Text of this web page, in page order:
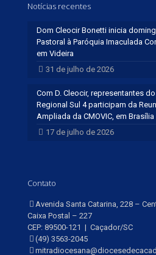
Notícias recentes
Dom Cleocir Bonetti inicia
Pastoral à Paróquia Imaculada
em Videira
31 de julho de 2026
Com D. Cleocir, representantes do
Regional Sul 4 participam da
Ampliada da CMOVIC, em Brasília
17 de julho de 2026
Contato
Avenida Santa Catarina, 228 –
Caixa Postal – 227
CEP: 89500-121 | Caçador/SC
(49) 3563-2045